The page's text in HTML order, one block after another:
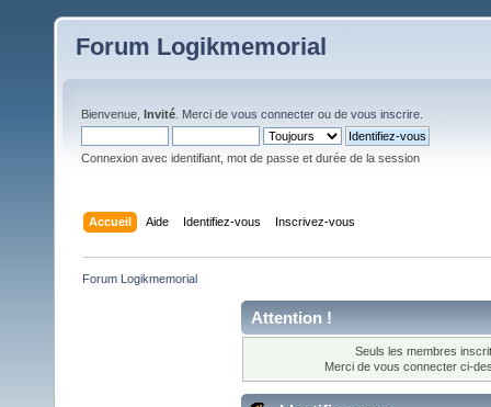
Forum Logikmemorial
Bienvenue, Invité . Merci de vous connecter ou de vous inscrire
Connexion avec identifiant, mot de passe et durée de la session
Accueil Aide Identifiez-vous Inscrivez-vous
Forum Logikmemorial
Attention !
Seuls les membres
Merci de vous connecter ci-